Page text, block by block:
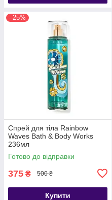
–25%
Спрей для тіла Rainbow
Waves Bath & Body Works
236мл
Готово до відправки
375 ₴ 500 ₴
Купити